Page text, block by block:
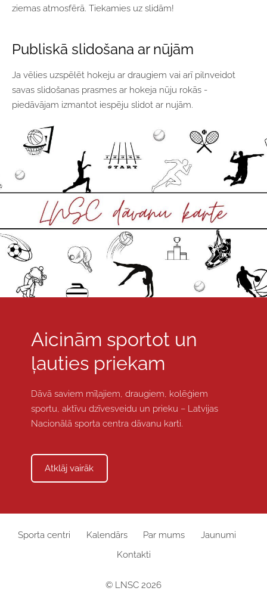
ziemas atmosfērā. Tiekamies uz slidām!
Publiskā slidošana ar nūjām
Ja vēlies uzspēlēt hokeju ar draugiem vai arī pilnveidot
savas slidošanas prasmes ar hokeja nūju rokās -
piedāvājam izmantot iespēju slidot ar nujām.
Aicinām sportot un
ļauties priekam
Dāvā saviem mīļajiem, draugiem, kolēģiem
sportu, aktīvu dzīvesveidu un prieku – Latvijas
Nacionālā sporta centra dāvanu karti.
​Atklāj vairāk​
Sporta centri Kalendārs Par mums
Jaunumi
Kontakti
© LNSC 2026